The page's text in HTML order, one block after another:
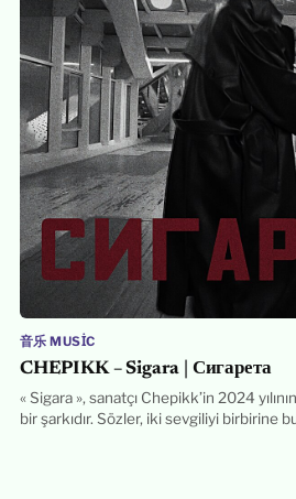
音乐 MUSIC
CHEPIKK – Sigara | Сигарета
« Sigara », sanatçı Chepikk’in 2024
bir şarkıdır. Sözler, iki sevgiliyi birbirine